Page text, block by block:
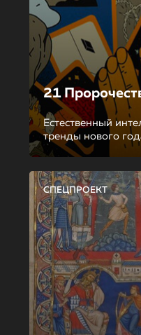
21
Естественный
тренды нового
СПЕЦПРОЕКТ